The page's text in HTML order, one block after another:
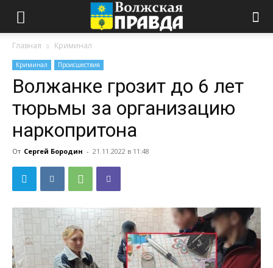
Главная Криминал
Криминал Происшествия
Волжанке грозит до 6 лет
тюрьмы за организацию
наркопритона
От Сергей Бородин - 21.11.2022 в 11:48